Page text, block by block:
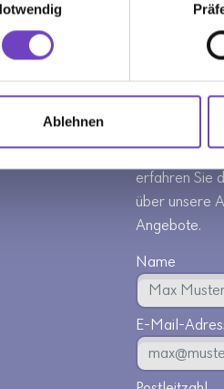
Ablehnen
0910
Melden Sie
erfahren Sie
über unsere
Angebote.
Name
E-Mail-